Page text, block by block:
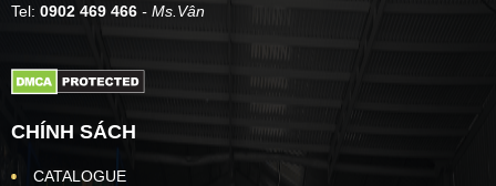
Tel: 0902 469 466 - Ms.Vân
CHÍNH SÁCH
CATALOGUE